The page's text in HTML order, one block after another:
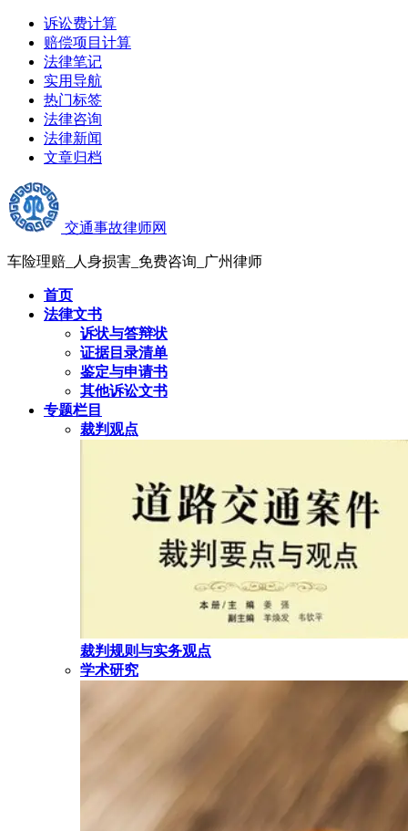
诉讼费计算
赔偿项目计算
法律笔记
实用导航
热门标签
法律咨询
法律新闻
文章归档
交通事故律师网
车险理赔_人身损害_免费咨询_广州律师
首页
法律文书
诉状与答辩状
证据目录清单
鉴定与申请书
其他诉讼文书
专题栏目
裁判观点
裁判规则与实务观点
学术研究